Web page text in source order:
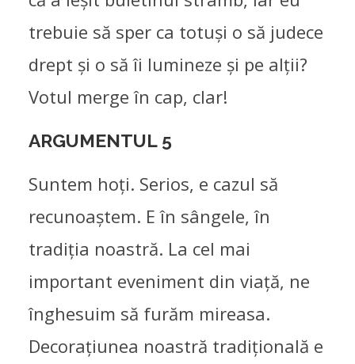
ALTELE,LISTE,OAMENI IN JUR,
22/05/2019
trebuie să sper ca totuși o să judece
drept și o să îi lumineze și pe alții?
Votul merge în cap, clar!
ARGUMENTUL 5
Suntem hoți. Serios, e cazul să
recunoaștem. E în sângele, în
tradiția noastră. La cel mai
important eveniment din viață, ne
înghesuim să furăm mireasa.
Decorațiunea noastră tradițională e